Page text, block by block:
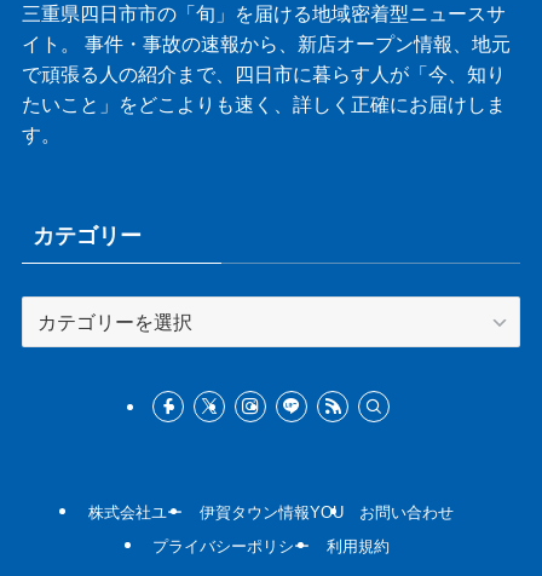
三重県四日市市の「旬」を届ける地域密着型ニュースサ
イト。 事件・事故の速報から、新店オープン情報、地元
で頑張る人の紹介まで、四日市に暮らす人が「今、知り
たいこと」をどこよりも速く、詳しく正確にお届けしま
す。
カテゴリー
テ
株式会社ユー 伊賀タウン情報YOU
お問い合わせ
プライバシーポリシー
利用規約